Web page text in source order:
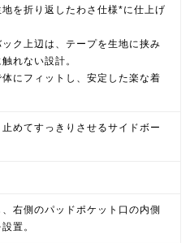
を折り返したわさ仕様*に仕上げ
ク上辺は、テープを生地に挟み
れない設計。
にフィットし、安定した楽な着
めてすっきりさせるサイドボー
右側のパッドポケット口の内側
置。